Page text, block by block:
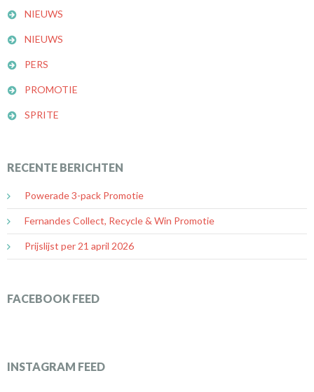
NIEUWS
NIEUWS
PERS
PROMOTIE
SPRITE
RECENTE BERICHTEN
Powerade 3-pack Promotie
Fernandes Collect, Recycle & Win Promotie
Prijslijst per 21 april 2026
FACEBOOK FEED
INSTAGRAM FEED